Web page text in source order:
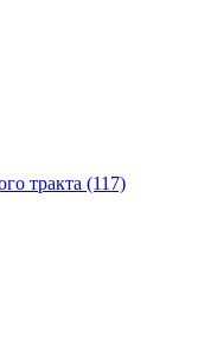
тракта (117)